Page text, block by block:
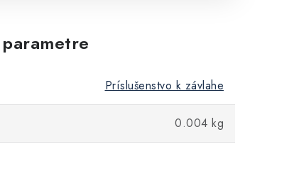
Príslušenstvo k závlahe
0.004 kg